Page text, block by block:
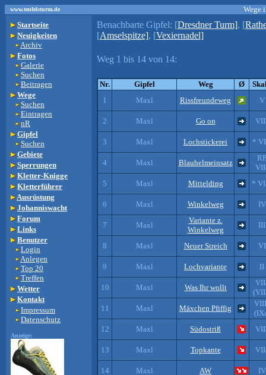
www.teufelsturm.de
Wege
Startseite
Neuigkeiten
Archiv
Fotos
Galerie
Suchen
Beitragen
Wege
Suchen
Eintragen
nR
Gipfel
Suchen
Gebiete
Sperrungen
Kletter-Knigge
Kletterführer
Ausrüstung
Johanniswacht
Forum
Links
Benutzer
Login
Anlegen
Top 20
Treffen
Wetter
Kontakt
Impressum
Datenschutz
Anzeige:
Benachbarte Gipfel: [Dresdner Turm], [
[Amselspitze], [Vexiernadel]
Weg 1 bis 14 von 14:
Nr. Gipfel Weg Ø
1
Maxl Rissfreundeweg V
2 Maxl Go on
3 Maxl Lochstickerei *
4 Maxl Blauhelmeinsatz
RP
5
Maxl Mittelding *
6 Maxl Winkelweg IV
7 Maxl
Variante z.
Winkelweg
III
8 Maxl Neuer Streich VI
9 Maxl Lochvariante II
10 Maxl Was Ihr wollt
11
Maxl Mäxchen Pfiffig
12
Maxl Südostriß
13 Maxl Topkante
14 Maxl AW IV